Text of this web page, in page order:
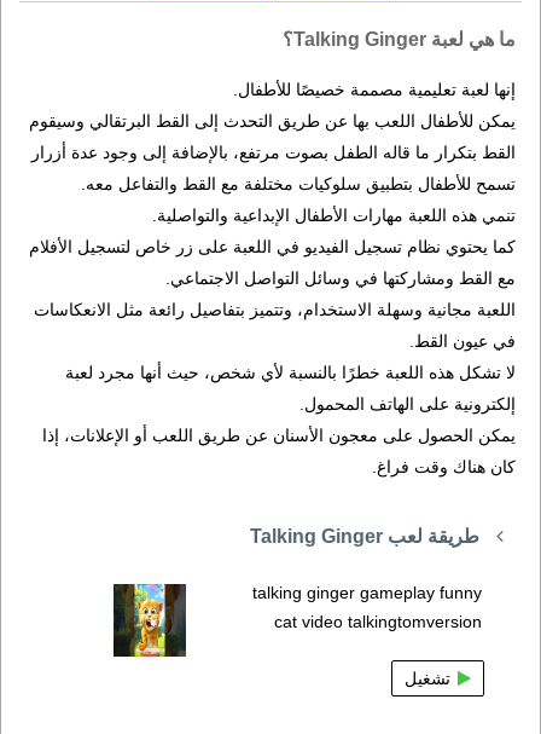
ما هي لعبة Talking Ginger؟
إنها لعبة تعليمية مصممة خصيصًا للأطفال.
يمكن للأطفال اللعب بها عن طريق التحدث إلى القط البرتقالي وسيقوم
القط بتكرار ما قاله الطفل بصوت مرتفع، بالإضافة إلى وجود عدة أزرار
تسمح للأطفال بتطبيق سلوكيات مختلفة مع القط والتفاعل معه.
تنمي هذه اللعبة مهارات الأطفال الإبداعية والتواصلية.
كما يحتوي نظام تسجيل الفيديو في اللعبة على زر خاص لتسجيل الأفلام
مع القط ومشاركتها في وسائل التواصل الاجتماعي.
اللعبة مجانية وسهلة الاستخدام، وتتميز بتفاصيل رائعة مثل الانعكاسات
في عيون القط.
لا تشكل هذه اللعبة خطرًا بالنسبة لأي شخص، حيث أنها مجرد لعبة
إلكترونية على الهاتف المحمول.
يمكن الحصول على معجون الأسنان عن طريق اللعب أو الإعلانات، إذا
كان هناك وقت فراغ.
طريقة لعب Talking Ginger
talking ginger gameplay funny
cat video talkingtomversion
تشغيل